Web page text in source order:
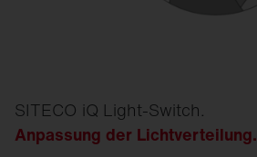
SITECO iQ Light-Switch.
Anpassung der Licht­verteilung.